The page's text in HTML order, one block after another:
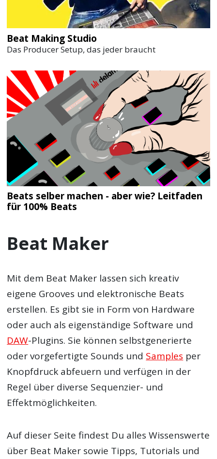
Beat Making Studio
Das Producer Setup, das jeder braucht
Beats selber machen - aber wie? Leitfaden
für 100% Beats
Beat Maker
Mit dem Beat Maker lassen sich kreativ
eigene Grooves und elektronische Beats
erstellen. Es gibt sie in Form von Hardware
oder auch als eigenständige Software und
DAW-Plugins. Sie können selbstgenerierte
oder vorgefertigte Sounds und Samples per
Knopfdruck abfeuern und verfügen in der
Regel über diverse Sequenzier- und
Effektmöglichkeiten.
Auf dieser Seite findest Du alles Wissenswerte
über Beat Maker sowie Tipps, Tutorials und